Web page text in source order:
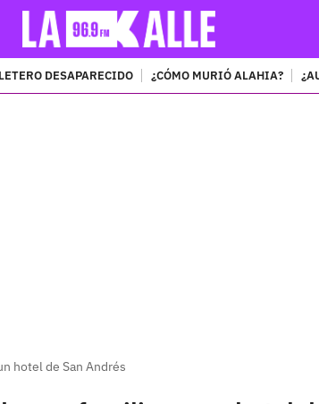
DESAPARECIDO ¿CÓMO MURIÓ ALAHIA?
hotel de San Andrés